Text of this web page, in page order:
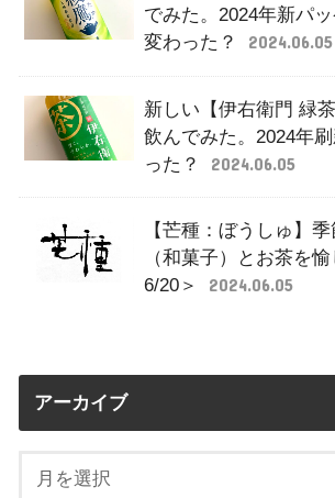
でみた。2024年新パ
変わった？
2024.06.05
新しい【伊右衛門 緑
飲んでみた。2024年
った？
2024.06.05
【芒種：ぼうしゅ】
（和菓子）とお茶を
6/20＞
2024.06.05
アーカイブ